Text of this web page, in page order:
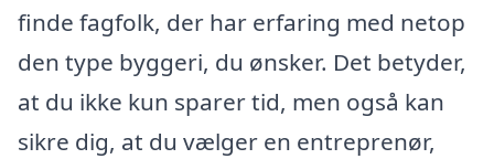
finde fagfolk, der har erfaring med netop
den type byggeri, du ønsker. Det betyder,
at du ikke kun sparer tid, men også kan
sikre dig, at du vælger en entreprenør,